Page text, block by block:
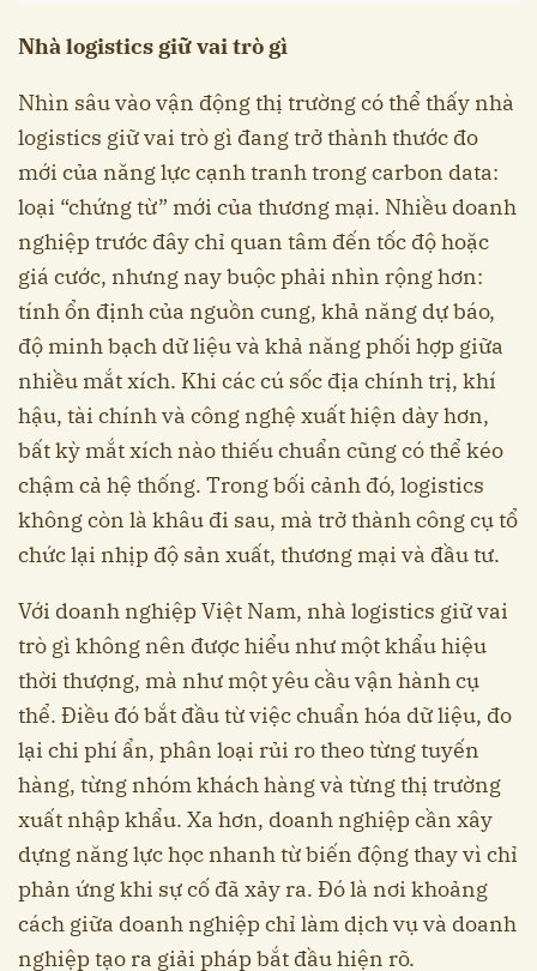
Nhà logistics giữ vai trò gì
Nhìn sâu vào vận động thị trường có thể thấy nhà
logistics giữ vai trò gì đang trở thành thước đo
mới của năng lực cạnh tranh trong carbon data:
loại “chứng từ” mới của thương mại. Nhiều doanh
nghiệp trước đây chỉ quan tâm đến tốc độ hoặc
giá cước, nhưng nay buộc phải nhìn rộng hơn:
tính ổn định của nguồn cung, khả năng dự báo,
độ minh bạch dữ liệu và khả năng phối hợp giữa
nhiều mắt xích. Khi các cú sốc địa chính trị, khí
hậu, tài chính và công nghệ xuất hiện dày hơn,
bất kỳ mắt xích nào thiếu chuẩn cũng có thể kéo
chậm cả hệ thống. Trong bối cảnh đó, logistics
không còn là khâu đi sau, mà trở thành công cụ tổ
chức lại nhịp độ sản xuất, thương mại và đầu tư.
Với doanh nghiệp Việt Nam, nhà logistics giữ vai
trò gì không nên được hiểu như một khẩu hiệu
thời thượng, mà như một yêu cầu vận hành cụ
thể. Điều đó bắt đầu từ việc chuẩn hóa dữ liệu, đo
lại chi phí ẩn, phân loại rủi ro theo từng tuyến
hàng, từng nhóm khách hàng và từng thị trường
xuất nhập khẩu. Xa hơn, doanh nghiệp cần xây
dựng năng lực học nhanh từ biến động thay vì chỉ
phản ứng khi sự cố đã xảy ra. Đó là nơi khoảng
cách giữa doanh nghiệp chỉ làm dịch vụ và doanh
nghiệp tạo ra giải pháp bắt đầu hiện rõ.